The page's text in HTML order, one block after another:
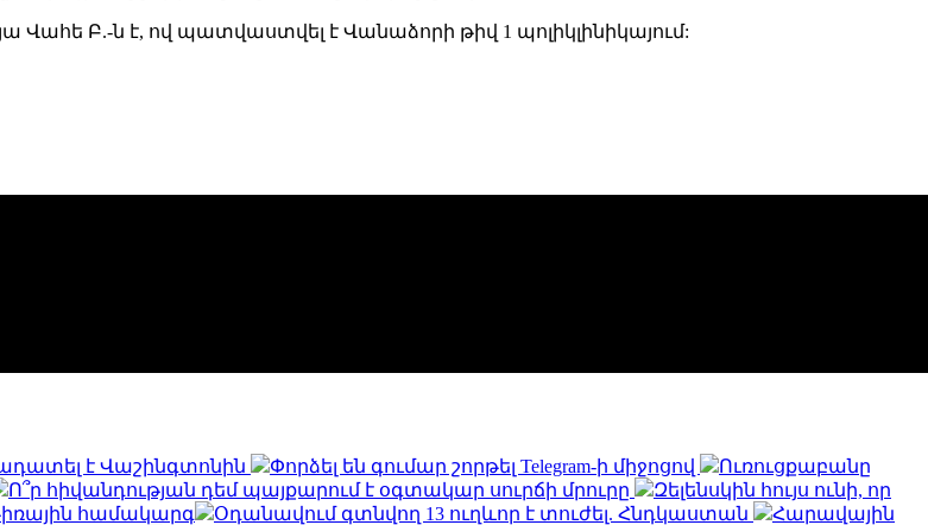
Վահե Բ.-ն է, ով պատվաստվել է Վանաձորի թիվ 1 պոլիկլինիկայում:
է Վաշինգտոնին
Փորձել են գումար շորթել Telegram-ի միջոցով
Ուռուցքաբանը
Ո՞ր հիվանդության դեմ պայքարում է օգտակար սուրճի մրուրը
Զելենսկին հույս ունի, որ
համակարգ
Օդանավում գտնվող 13 ուղևոր է տուժել. Հնդկաստան
Հարավային